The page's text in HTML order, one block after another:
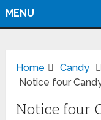
MENU
Home
Candy
Notice four
Notice four